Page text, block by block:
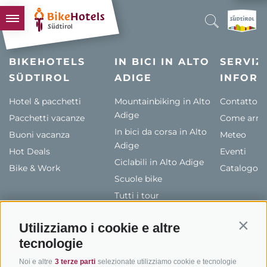
Utilizziamo i cookie e altre
tecnologie
Noi e altre 3 terze parti selezionate utilizziamo cookie e tecnologie
BIKEHOTELS
HOTELS & PACCHETTI
TOUR & TERRITORI
L'ALTO ADIGE & NOI
INFO UTILI
BIKEHOTELS
SÜDTIROL
Hotel & pacchetti
Pacchetti vacanze
Buoni vacanza
Hot Deals
Bike & Work
IN BICI IN ALTO
ADIGE
Mountainbiking in Alto
Adige
In bici da corsa in Alto
Adige
Ciclabili in Alto Adige
Scuole bike
Tutti i tour
Contatto
Come
Meteo
Eventi
Catalogo